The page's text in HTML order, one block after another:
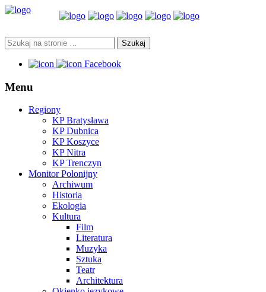
Facebook
Menu
Regiony
KP Bratysława
KP Dubnica
KP Koszyce
KP Nitra
KP Trenczyn
Monitor Polonijny
Archiwum
Historia
Ekologia
Kultura
Film
Literatura
Muzyka
Sztuka
Teatr
Architektura